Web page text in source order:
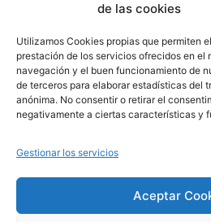
de las cookies
Utilizamos Cookies propias que permiten
prestación de los servicios ofrecidos en el
navegación y el buen funcionamiento de
de terceros para elaborar estadísticas del
anónima. No consentir o retirar el
negativamente a ciertas características y
Gestionar los servicios
Aceptar
Otras formas de ayudar
© 2020, Fundación Alba Pérez.